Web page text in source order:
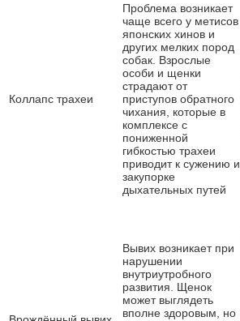
Коллапс трахеи
Проблема возникает
чаще всего у метисов
японских хинов и
других мелких пород
собак. Взрослые
особи и щенки
страдают от
приступов обратного
чихания, которые в
комплексе с
пониженной
гибкостью трахеи
приводит к сужению и
закупорке
дыхательных путей
Вывих возникает при
нарушении
внутриутробного
развития. Щенок
может выглядеть
вполне здоровым, но